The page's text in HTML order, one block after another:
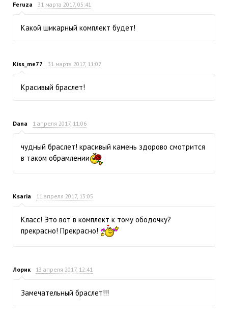
Feruza 31 марта 2017, 05:41
Какой шикарный комплект будет!
Kiss_me77 31 марта 2017, 11:07
Красивый браслет!
Dana 1 апреля 2017, 11:06
чудный браслет! красивый камень здорово смотрится
в таком обрамлении
Ksaria 11 апреля 2017, 13:05
Класс! Это вот в комплект к тому ободочку?
прекрасно! Прекрасно!
Лорик 13 апреля 2017, 12:41
Замечательный браслет!!!